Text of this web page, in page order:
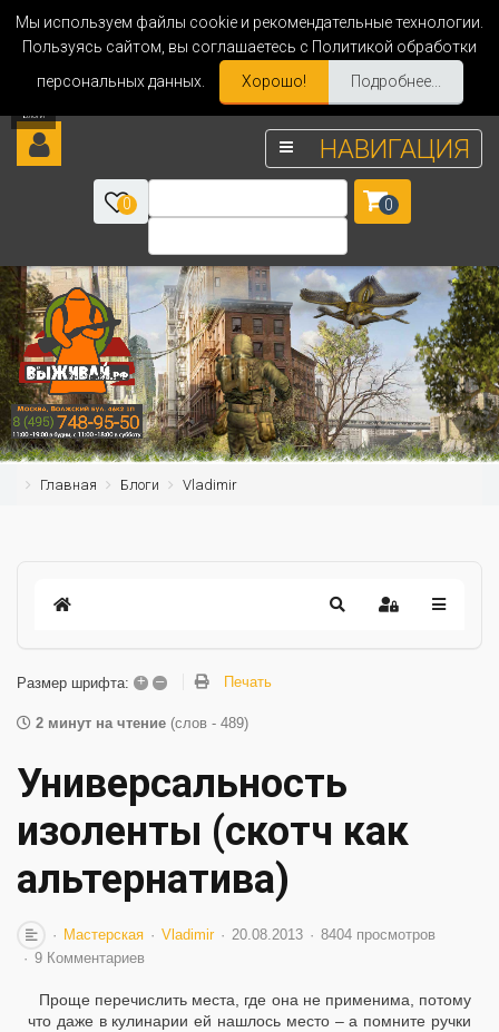
Мы используем файлы cookie и рекомендательные технологии.
Пользуясь сайтом, вы соглашаетесь с Политикой обработки
персональных данных.
Хорошо! Подробнее...
НАВИГАЦИЯ
0 0
Главная Блоги Vladimir
Размер шрифта: + – Печать
2 минут на чтение (слов - 489)
Универсальность
изоленты (скотч как
альтернатива)
Мастерская Vladimir 20.08.2013
8404 просмотров
9 Комментариев
Проще перечислить места, где она не применима, потому
что даже в кулинарии ей нашлось место – а помните ручки